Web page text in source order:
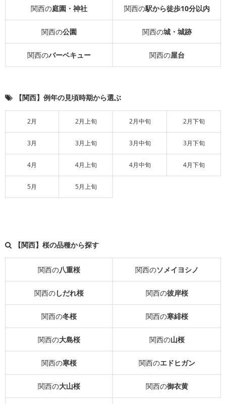
関西の庭園・神社 関西の駅から徒歩10分以内
関西の公園 関西の城・城跡
関西のバーベキュー 関西の屋台
【関西】例年の見頃時期から選ぶ
2月 2月上旬 2月中旬 2月下旬
3月 3月上旬 3月中旬 3月下旬
4月 4月上旬 4月中旬 4月下旬
5月 5月上旬
【関西】桜の品種から探す
関西の八重桜 関西のソメイヨシノ
関西のしだれ桜 関西の彼岸桜
関西の冬桜 関西の寒緋桜
関西の大島桜 関西の山桜
関西の寒桜 関西のエドヒガン
関西の大山桜 関西の御衣黄